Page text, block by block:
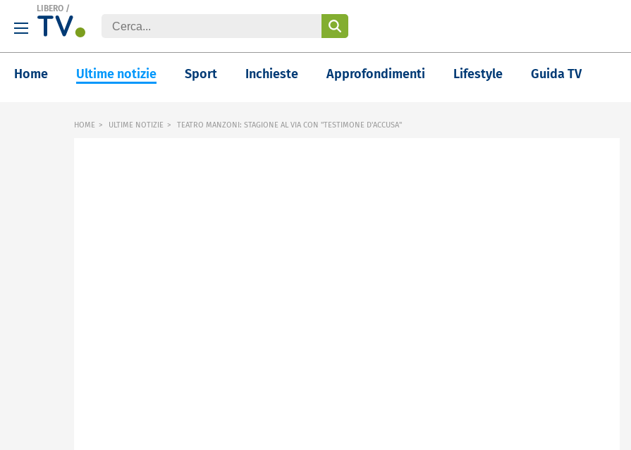
LIBERO /
Home Ultime notizie Sport Inchieste Approfondimenti Lifestyle Guida TV
HOME ULTIME NOTIZIE TEATRO MANZONI: STAGIONE AL VIA CON "TESTIMONE D'ACCUSA"